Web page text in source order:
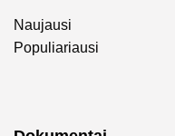
Naujausi
Populiariausi